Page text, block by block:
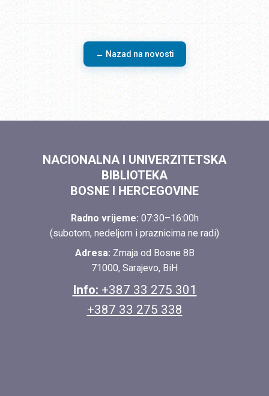
← Nazad na novosti
NACIONALNA I UNIVERZITETSKA
BIBLIOTEKA
BOSNE I HERCEGOVINE
Radno vrijeme: 07:30–16:00h
(subotom, nedeljom i praznicima ne radi)
Adresa: Zmaja od Bosne 8B
71000, Sarajevo, BiH
Info: +387 33 275 301
+387 33 275 338